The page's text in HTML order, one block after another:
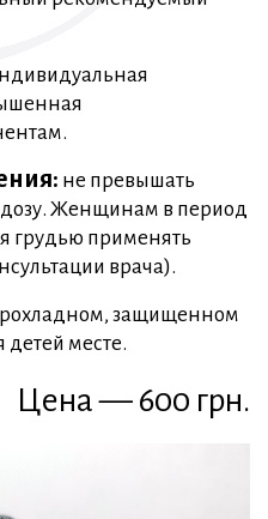
не превышать
Женщинам в период
грудью применять
врача).
защищенном
детей месте.
Цена — 600 грн.